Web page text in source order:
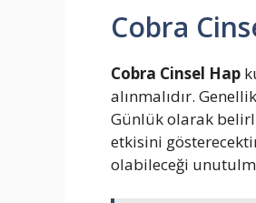
Cobra
Cobra Cinsel Hap
alınmalıdır.
Günlük olarak
etkisini
olabileceği